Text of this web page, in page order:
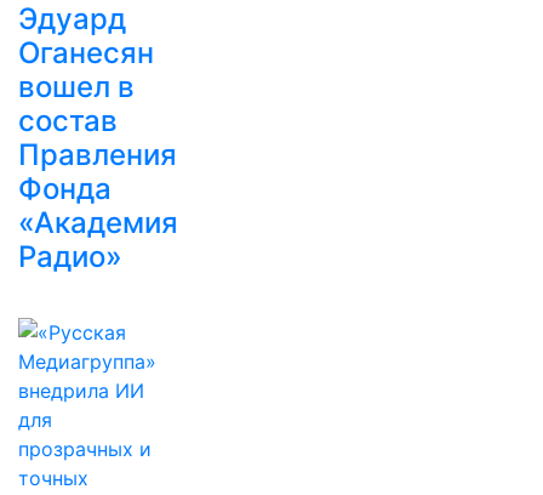
Эдуард
Оганесян
вошел в
состав
Правления
Фонда
«Академия
Радио»